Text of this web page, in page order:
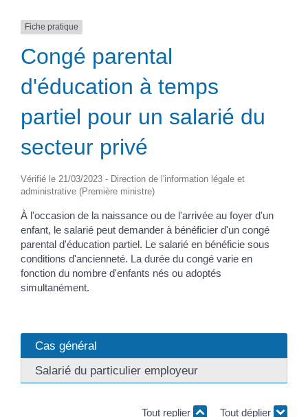
Fiche pratique
Congé parental
d'éducation à temps
partiel pour un salarié du
secteur privé
Vérifié le 21/03/2023 - Direction de l'information légale et
administrative (Première ministre)
À l'occasion de la naissance ou de l'arrivée au foyer d'un
enfant, le salarié peut demander à bénéficier d'un congé
parental d'éducation partiel. Le salarié en bénéficie sous
conditions d'ancienneté. La durée du congé varie en
fonction du nombre d'enfants nés ou adoptés
simultanément.
Cas général
Salarié du particulier employeur
Tout replier Tout déplier